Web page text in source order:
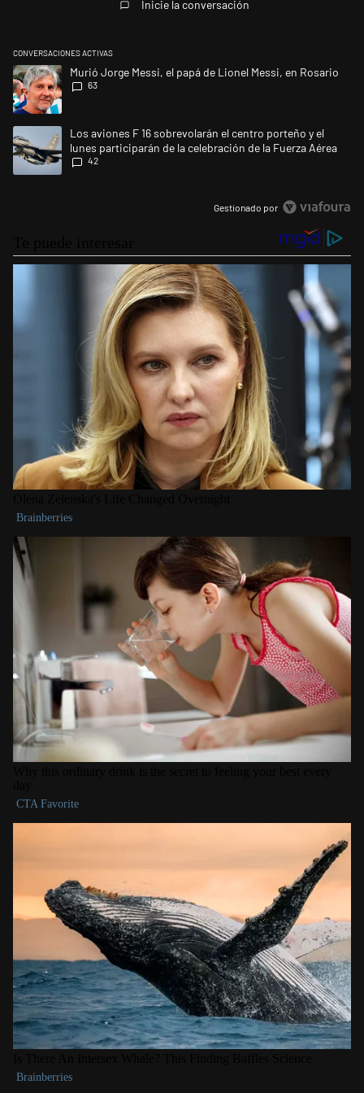
Inicie la conversación
CONVERSACIONES ACTIVAS
Este listado muestra los artículos con más comentarios en los últimos
Un artículo de tendencia con el título "Murió Jorge Messi, el papá de
Murió Jorge Messi, el papá de Lionel Messi, en Rosario
63
Un artículo de tendencia con el título "Los aviones F 16 sobrevolarán
Los aviones F 16 sobrevolarán el centro porteño y el
lunes participarán de la celebración de la Fuerza Aérea
42
Gestionado por